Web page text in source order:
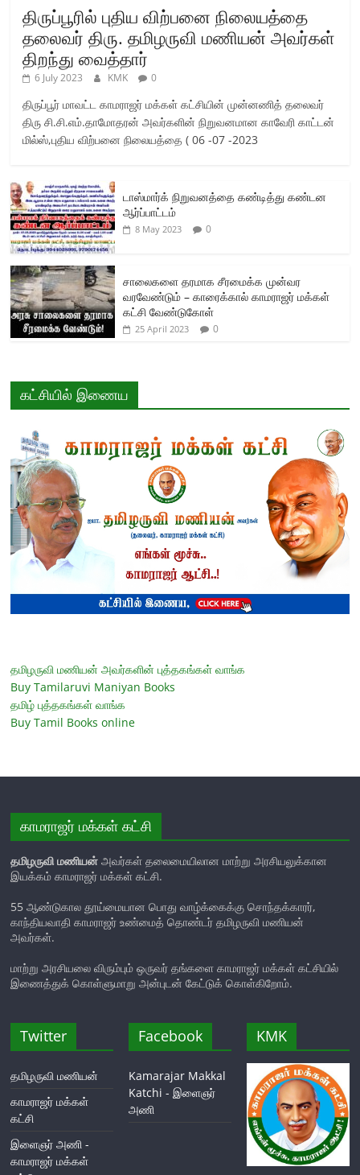
திருப்பூரில் புதிய விற்பனை நிலையத்தை
தலைவர் திரு. தமிழருவி மணியன் அவர்கள்
திறந்து வைத்தார்
6 July 2023 KMK 0
திருப்பூர் மாவட்ட காமராஜர் மக்கள் கட்சியின் முன்னணித் தலைவர்
திரு சி.சி.எம்.தாமோதரன் அவர்களின் நிறுவனமான காவேரி காட்டன்
மில்ஸ்,புதிய விற்பனை நிலையத்தை ( 06 -07 -2023
டாஸ்மார்க் நிறுவனத்தை கண்டித்து கண்டன
ஆர்ப்பாட்டம்
8 May 2023 0
சாலைகளை தரமாக சீரமைக்க முன்வர
வரவேண்டும் – காரைக்கால் காமராஜர் மக்கள்
கட்சி வேண்டுகோள்
25 April 2023 0
கட்சியில் இணைய
தமிழருவி மணியன் அவர்களின் புத்தகங்கள் வாங்க
Buy Tamilaruvi Maniyan Books
தமிழ் புத்தகங்கள் வாங்க
Buy Tamil Books online
காமராஜர் மக்கள் கட்சி
தமிழருவி மணியன் அவர்கள் தலைமையிலான மாற்று அரசியலுக்கான
இயக்கம் காமராஜர் மக்கள் கட்சி.
55 ஆண்டுகால தூய்மையான பொது வாழ்க்கைக்கு சொந்தக்காரர்,
காந்தியவாதி காமராஜர் உண்மைத் தொண்டர் தமிழருவி மணியன்
அவர்கள்.
மாற்று அரசியலை விரும்பும் ஒருவர் தங்களை காமராஜர் மக்கள் கட்சியில்
இணைத்துக் கொள்ளுமாறு அன்புடன் கேட்டுக் கொள்கிறோம்.
Twitter
தமிழருவி மணியன்
காமராஜர் மக்கள்
கட்சி
இளைஞர் அணி -
காமராஜர் மக்கள்
Facebook
Kamarajar Makkal
Katchi - இளைஞர்
அணி
KMK